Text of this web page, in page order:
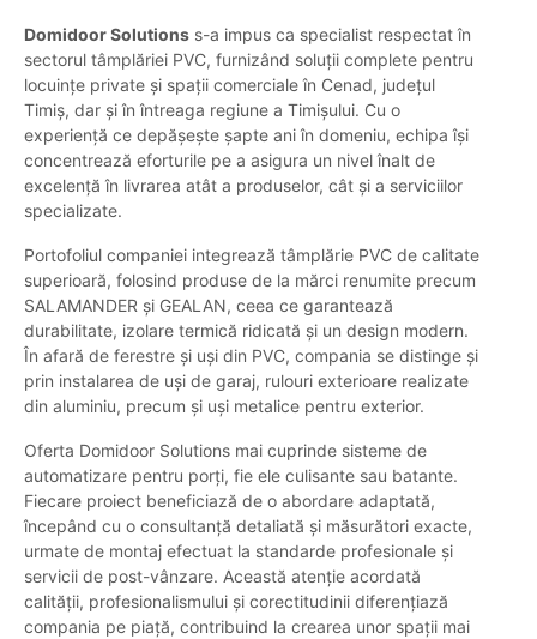
Domidoor Solutions s-a impus ca specialist respectat în
sectorul tâmplăriei PVC, furnizând soluții complete pentru
locuințe private și spații comerciale în Cenad, județul
Timiș, dar și în întreaga regiune a Timișului. Cu o
experiență ce depășește șapte ani în domeniu, echipa își
concentrează eforturile pe a asigura un nivel înalt de
excelență în livrarea atât a produselor, cât și a serviciilor
specializate.
Portofoliul companiei integrează tâmplărie PVC de calitate
superioară, folosind produse de la mărci renumite precum
SALAMANDER și GEALAN, ceea ce garantează
durabilitate, izolare termică ridicată și un design modern.
În afară de ferestre și uși din PVC, compania se distinge și
prin instalarea de uși de garaj, rulouri exterioare realizate
din aluminiu, precum și uși metalice pentru exterior.
Oferta Domidoor Solutions mai cuprinde sisteme de
automatizare pentru porți, fie ele culisante sau batante.
Fiecare proiect beneficiază de o abordare adaptată,
începând cu o consultanță detaliată și măsurători exacte,
urmate de montaj efectuat la standarde profesionale și
servicii de post-vânzare. Această atenție acordată
calității, profesionalismului și corectitudinii diferențiază
compania pe piață, contribuind la crearea unor spații mai